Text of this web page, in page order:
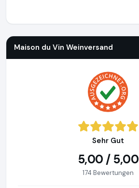
Maison du Vin Weinversand
Sehr Gut
5,00 / 5,00
174 Bewertungen